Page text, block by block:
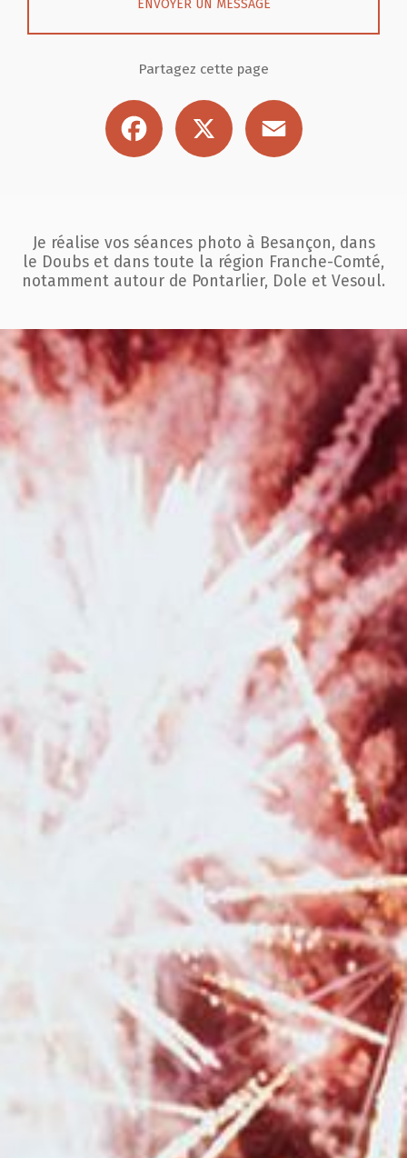
ENVOYER UN MESSAGE
Partagez cette page
Facebook
Je réalise vos séances photo à Besançon, dans
le Doubs et dans toute la région Franche-Comté,
notamment autour de Pontarlier, Dole et Vesoul.